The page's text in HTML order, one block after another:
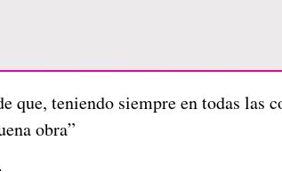
que, teniendo siempre en todas las
obra”